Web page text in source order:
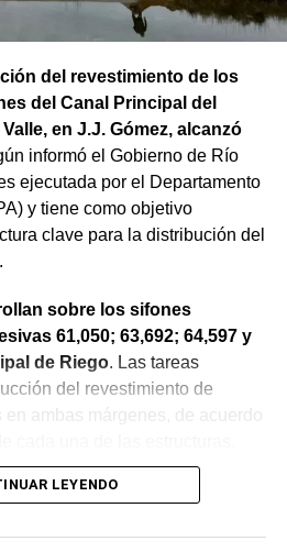
del revestimiento de los
del Canal Principal del
en J.J. Gómez, alcanzó
informó el Gobierno de Río
ejecutada por el Departamento
y tiene como objetivo
clave para la distribución del
sobre los sifones
61,050; 63,692; 64,597 y
de Riego. Las tareas
del revestimiento de
ambas márgenes, de acuerdo
de losas deterioradas, la
un nuevo revestimiento de
LEYENDO